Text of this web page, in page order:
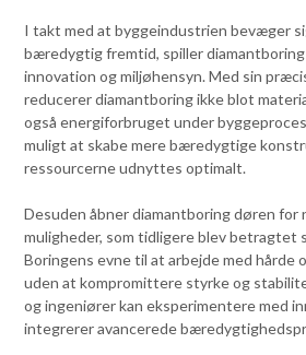
I takt med at byggeindustrien bevæger
bæredygtig fremtid, spiller
innovation og miljøhensyn. Med sin
reducerer diamantboring ikke blot
også energiforbruget under
muligt at skabe mere bæredygtige
ressourcerne udnyttes optimalt.
Desuden åbner diamantboring døren for
muligheder, som tidligere blev betragtet
Boringens evne til at arbejde med hårde
uden at kompromittere styrke og
og ingeniører kan eksperimentere med
integrerer avancerede